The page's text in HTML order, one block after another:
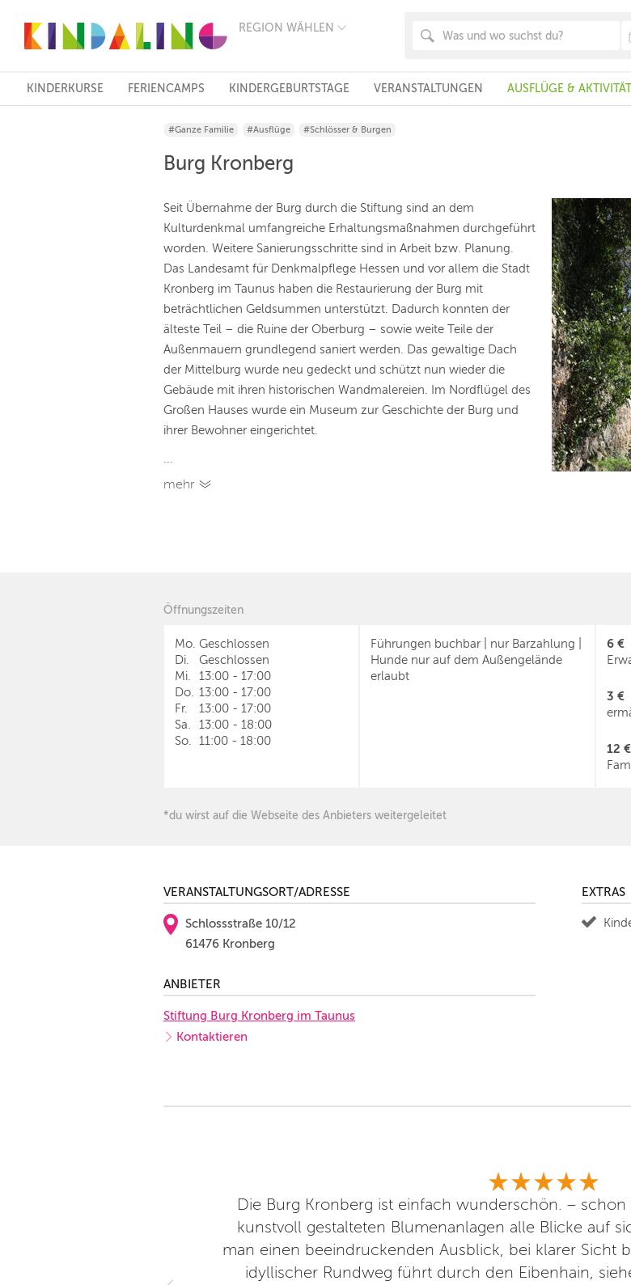
REGION WÄHLEN
FRANKFURT
KÖLN
STUTTGART
ESSEN
HANNOVER
DRESDEN
NÜRNBERG
WIEN
ZÜRICH
ANDERE
KINDERKURSE FERIENCAMPS KINDERGEBURTSTAGE VERANSTALTUNGEN AUSFLÜGE &
#Ganze Familie #Ausflüge #Schlösser & Burgen
Burg Kronberg
Seit Übernahme der Burg durch die Stiftung sind an dem
Kulturdenkmal umfangreiche Erhaltungsmaßnahmen durchgeführt
worden. Weitere Sanierungsschritte sind in Arbeit bzw. Planung.
Das Landesamt für Denkmalpflege Hessen und vor allem die Stadt
Kronberg im Taunus haben die Restaurierung der Burg mit
beträchtlichen Geldsummen unterstützt. Dadurch konnten der
älteste Teil – die Ruine der Oberburg – sowie weite Teile der
Außenmauern grundlegend saniert werden. Das gewaltige Dach
der Mittelburg wurde neu gedeckt und schützt nun wieder die
Gebäude mit ihren historischen Wandmalereien. Im Nordflügel des
Großen Hauses wurde ein Museum zur Geschichte der Burg und
ihrer Bewohner eingerichtet.
mehr
Öffnungszeiten
Mo. Geschlossen
Di.
Geschlossen
Mi.
13:00 - 17:00
Do.
13:00 - 17:00
Fr.
13:00 - 17:00
Sa.
13:00 - 18:00
So.
11:00 - 18:00
Führungen buchbar | nur Barzahlung |
Hunde nur auf dem Außengelände
erlaubt
6 €
3 €
12 €
*du wirst auf die Webseite des Anbieters weitergeleitet
EXTRAS
VERANSTALTUNGSORT/ADRESSE
Schlossstraße 10/12
61476 Kronberg
ANBIETER
Stiftung Burg Kronberg im Taunus
Kontaktieren
Die Burg Kronberg ist einfach wunderschön. –
kunstvoll gestalteten Blumenanlagen alle Blicke auf
man einen beeindruckenden Ausblick, bei klarer Sicht
idyllischer Rundweg führt durch den Eibenhain,